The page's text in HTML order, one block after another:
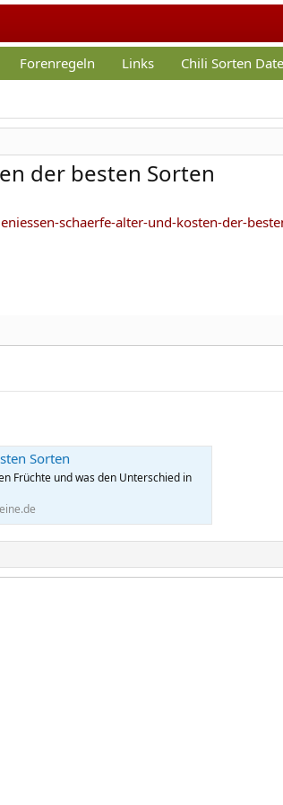
Forenregeln Links Chili Sorten
der besten Sorten
schaerfe-alter-und-kosten-der-
Sorten
Früchte und was den Unterschied in